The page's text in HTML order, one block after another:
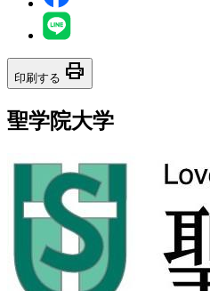
印刷する print
聖学院大学